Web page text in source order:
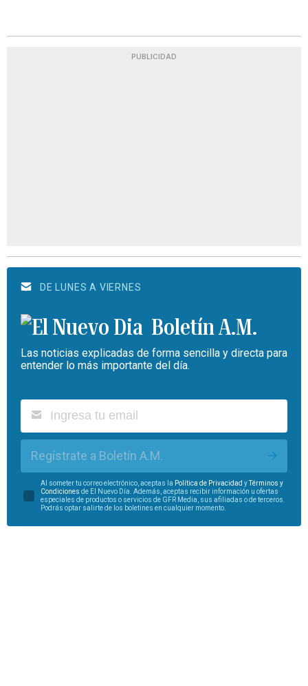
PUBLICIDAD
DE LUNES A VIERNES
Boletín A.M.
Las noticias explicadas de forma sencilla y directa para
entender lo más importante del día.
Regístrate a Boletín A.M.
Al someter tu correo electrónico, aceptas la Política de Privacidad yTérminos y
Condiciones de El Nuevo Día. Además, aceptas recibir información u ofertas
especiales de productos o servicios de GFR Media, sus afiliadas o de terceros.
Podrás optar salirte de los boletines en cualquier momento.